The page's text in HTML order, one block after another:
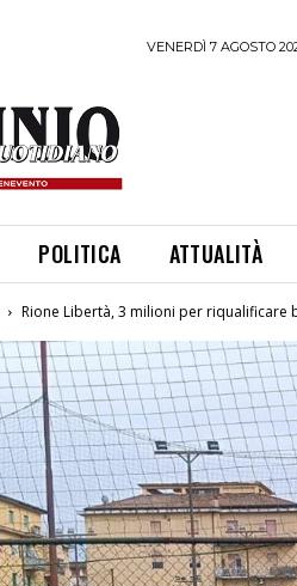
VENERDÌ 7 AGOSTO
POLITICA ATTUALITÀ
Rione Libertà, 3 milioni per riqualificare